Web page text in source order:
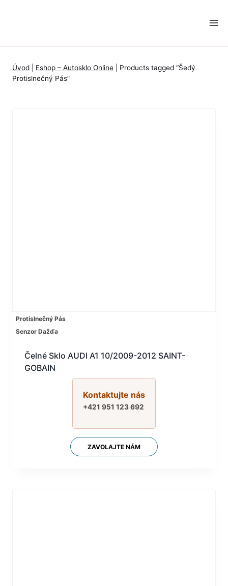
Úvod Eshop – Autosklo Online
Products tagged “Šedý
Protislnečný Pás”
Protislnečný Pás
Senzor Dažďa
Čelné Sklo AUDI A1 10/2009-2012 SAINT-
GOBAIN
Kontaktujte nás
+421 951 123 692
ZAVOLAJTE NÁM